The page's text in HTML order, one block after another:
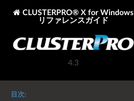
CLUSTERPRO® X for Windows
リファレンスガイド
4.3
目次: